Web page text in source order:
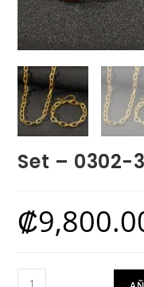
Set – 0302-
₡
Set